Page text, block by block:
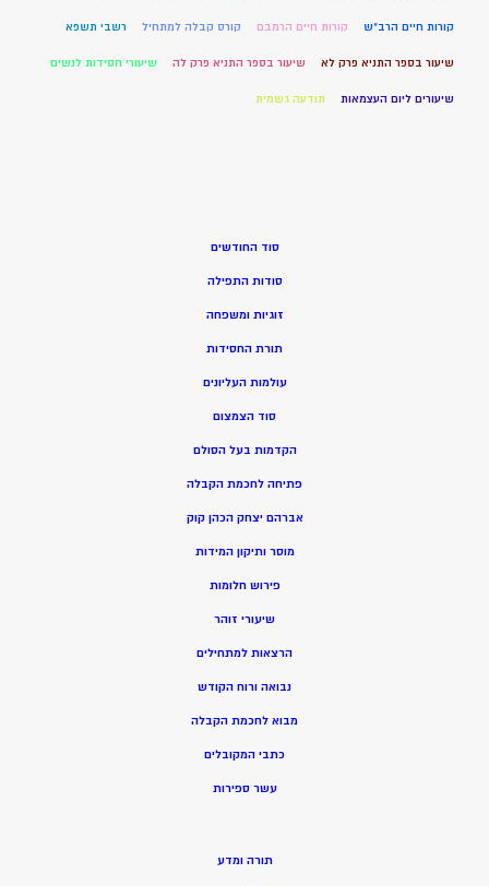
קורות חיים הרב"ש קורות חיים הרמבם קורס קבלה למתחיל רשבי תשפא
שיעור בספר התניא פרק לא שיעור בספר התניא פרק לה שיעורי חסידות לנשים
שיעורים ליום העצמאות תודעה גשמית
סוד החודשים
סודות התפילה
זוגיות ומשפחה
תורת החסידות
עולמות העליונים
סוד הצמצום
הקדמות בעל הסולם
פתיחה לחכמת הקבלה
אברהם יצחק הכהן קוק
מוסר ותיקון המידות
פירוש חלומות
שיעורי זוהר
הרצאות למתחילים
נבואה ורוח הקודש
מבוא לחכמת הקבלה
כתבי המקובלים
עשר ספירות
תורה ומדע